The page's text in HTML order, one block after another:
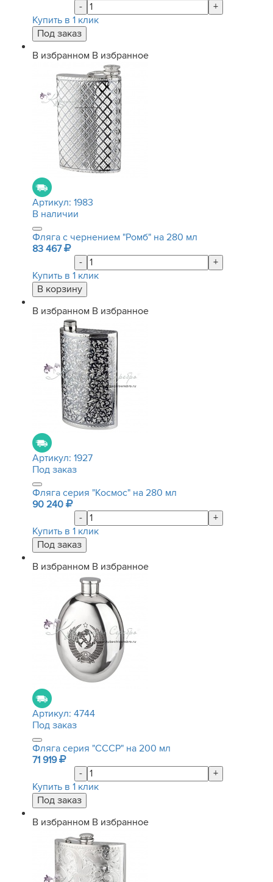
-
+
Купить в 1 клик
В избранном В избранное
Артикул: 1983
В наличии
Фляга с чернением "Ромб" на 280 мл
83 467
-
+
Купить в 1 клик
В избранном В избранное
Артикул: 1927
Под заказ
Фляга серия "Космос" на 280 мл
90 240
-
+
Купить в 1 клик
В избранном В избранное
Артикул: 4744
Под заказ
Фляга серия "СССР" на 200 мл
71 919
-
+
Купить в 1 клик
В избранном В избранное